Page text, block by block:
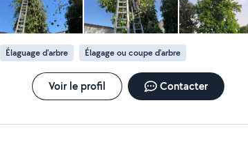
Élaguage d'arbre Élagage ou coupe d'arbre
Voir le profil Contacter